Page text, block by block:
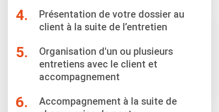
4.
Présentation de votre dossier au
client à la suite de l’entretien
5.
Organisation d'un ou plusieurs
entretiens avec le client et
accompagnement
6.
Accompagnement à la suite de